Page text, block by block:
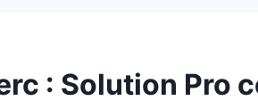
: Solution Pro